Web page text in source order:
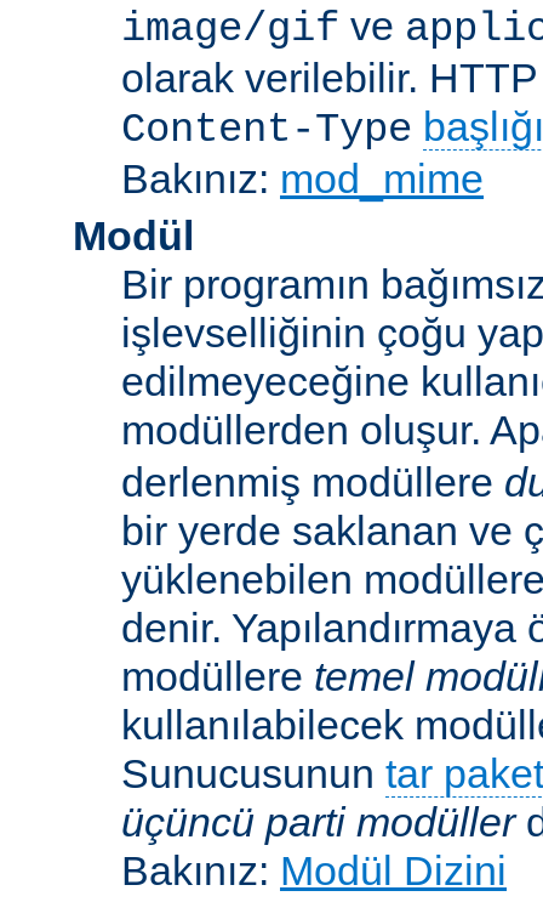
image/gif ve
olarak verilebilir.
Content-Type
Bakınız: mod_mime
Modül
Bir programın
işlevselliğinin çoğu
edilmeyeceğine
modüllerden oluşur.
derlenmiş modüllere
bir yerde saklanan ve
yüklenebilen
denir. Yapılandırmaya
modüllere temel
kullanılabilecek
Sunucusunun tar
üçüncü parti modüller
Bakınız: Modül Dizini